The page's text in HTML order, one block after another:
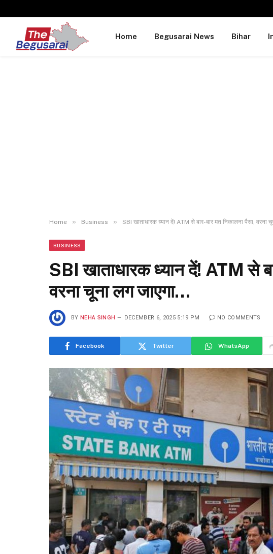
Home Begusarai News Bihar
Home » Business » SBI खाताधारक ध्यान दें! ATM से बार-बार मत निकालना पैसा, वरना
BUSINESS
SBI खाताधारक ध्यान दें! ATM से
वरना चूना लग जाएगा…
BY NEHA SINGH DECEMBER 6, 2025 5:19 PM NO COMMENTS
Facebook Twitter WhatsApp